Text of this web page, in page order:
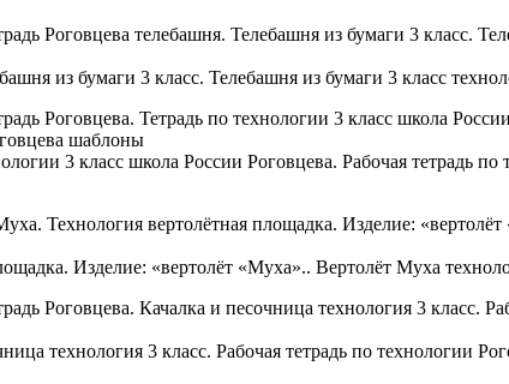
из бумаги 3 класс. Телебашня из бумаги 3 класс
3 класс школа России Роговцева. Рабочая тетрадь
Изделие: «вертолёт «Муха».. Вертолёт Муха
технология 3 класс. Рабочая тетрадь по технологии